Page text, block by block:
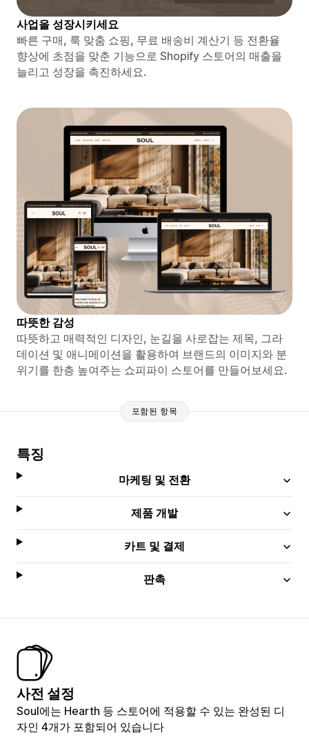
사업을 성장시키세요
빠른 구매, 룩 맞춤 쇼핑, 무료 배송비 계산기 등 전환율
향상에 초점을 맞춘 기능으로 Shopify 스토어의 매출을
늘리고 성장을 촉진하세요.
따뜻한 감성
따뜻하고 매력적인 디자인, 눈길을 사로잡는 제목, 그라
데이션 및 애니메이션을 활용하여 브랜드의 이미지와 분
위기를 한층 높여주는 쇼피파이 스토어를 만들어보세요.
포함된 항목
특징
마케팅 및 전환
제품 개발
카트 및 결제
판촉
사전 설정
Soul에는 Hearth 등 스토어에 적용할 수 있는 완성된 디
자인 4개가 포함되어 있습니다